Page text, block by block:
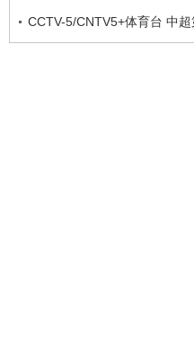
CCTV-5/CNTV5+体育台 中